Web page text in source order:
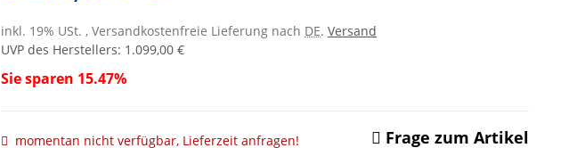
inkl. 19% USt. , Versandkostenfreie Lieferung nach DE. Versand
UVP des Herstellers: 1.099,00 €
Sie sparen 15.47%
momentan nicht verfügbar, Lieferzeit anfragen! Frage zum Artikel